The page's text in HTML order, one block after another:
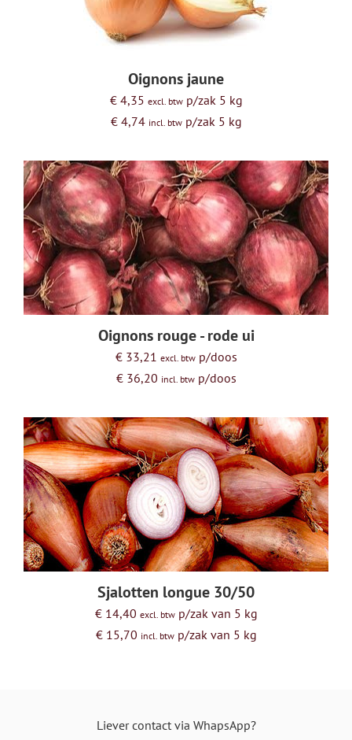
Oignons jaune
€ 4,35 excl. btwp/zak 5 kg
€ 4,74 incl. btwp/zak 5 kg
Oignons rouge - rode ui
€ 33,21 excl. btwp/doos
€ 36,20 incl. btwp/doos
Sjalotten longue 30/50
€ 14,40 excl. btwp/zak van 5 kg
€ 15,70 incl. btwp/zak van 5 kg
Liever contact via WhapsApp?